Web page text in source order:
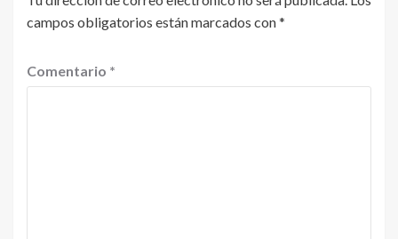
campos obligatorios están marcados con*
Comentario *